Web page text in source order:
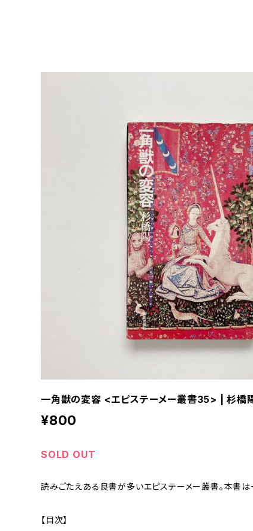
一角獣の変容 <エピステーメー叢書35> | 杉橋
¥800
SOLD OUT
読みごたえある良書が多いエピステーメー叢書。本書は
【目次】